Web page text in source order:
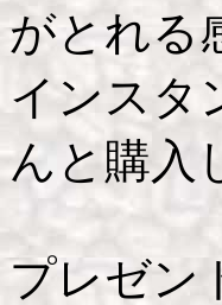
がとれる
インスタ
んと購入
プレゼン